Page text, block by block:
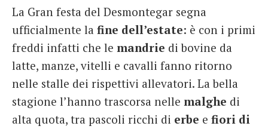
La Gran festa del Desmontegar segna
ufficialmente la fine dell’estate: è con i primi
freddi infatti che le mandrie di bovine da
latte, manze, vitelli e cavalli fanno ritorno
nelle stalle dei rispettivi allevatori. La bella
stagione l’hanno trascorsa nelle malghe di
alta quota, tra pascoli ricchi di erbe e fiori di